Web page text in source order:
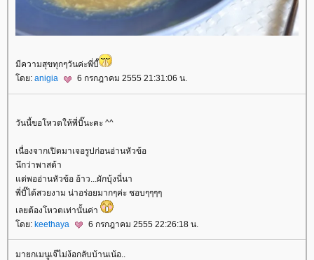
มีความสุขทุกๆวันค่ะพี่บี๊
ดย: anigia 6 กรกฎาคม 2555 21:31:06 น.
วันนี้ขอโหวตให้พี่บิ๊นะคะ ^^
เนื่องจากเปิดมาเจอรูปก่อนอ่านหัวข้อ
นึกว่าพาสต้า
ต่พออ่านหัวข้อ อ้าว...ผักบุ้งนี่นา
พี่บิ๊ได้สวยงาม น่าอร่อยมากๆค่ะ ชอบๆๆๆๆ
เลยต้องโหวตเท่านั้นค่า
ดย: keethaya 6 กรกฎาคม 2555 22:26:18 น.
มายกเมนูเจ๊ไม่ง้อกลับบ้านเน้อ..